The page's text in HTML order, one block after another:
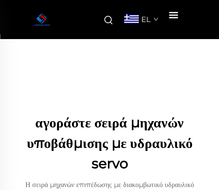
EL
αγοράστε σειρά μηχανών
υποβάθμισης με υδραυλικό
servo
Η σειρά μηχανών επιπέδωσης με διακομβωτικό υδραυλικό